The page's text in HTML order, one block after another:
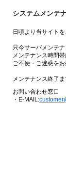
システムメンテ
日頃より当サイト
只今サーバメンテナ
メンテナンス時間
ご不便・ご迷惑を
メンテナンス終了
お問い合わせ窓口
・E-MAIL: